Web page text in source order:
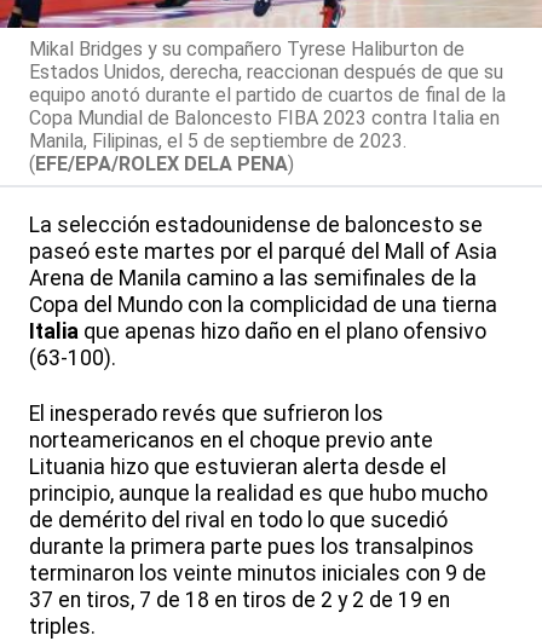
Mikal Bridges y su compañero Tyrese Haliburton de
Estados Unidos, derecha, reaccionan después de que su
equipo anotó durante el partido de cuartos de final de la
Copa Mundial de Baloncesto FIBA 2023 contra Italia en
Manila, Filipinas, el 5 de septiembre de 2023.
(EFE/EPA/ROLEX DELA PENA)
La selección estadounidense de baloncesto se
paseó este martes por el parqué del Mall of Asia
Arena de Manila camino a las semifinales de la
Copa del Mundo con la complicidad de una tierna
Italia que apenas hizo daño en el plano ofensivo
(63-100).
El inesperado revés que sufrieron los
norteamericanos en el choque previo ante
Lituania hizo que estuvieran alerta desde el
principio, aunque la realidad es que hubo mucho
de demérito del rival en todo lo que sucedió
durante la primera parte pues los transalpinos
terminaron los veinte minutos iniciales con 9 de
37 en tiros, 7 de 18 en tiros de 2 y 2 de 19 en
triples.